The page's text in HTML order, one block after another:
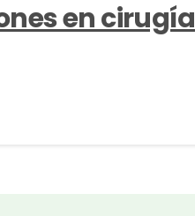
en cirugía